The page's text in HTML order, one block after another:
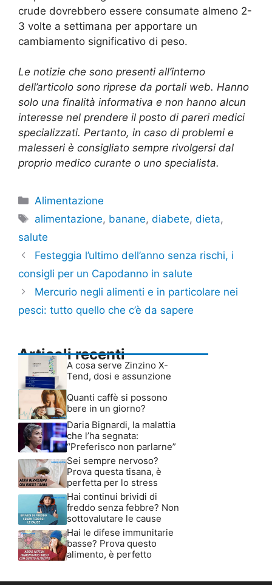
crude dovrebbero essere consumate almeno 2-
3 volte a settimana per apportare un
cambiamento significativo di peso.
Le notizie che sono presenti all’interno
dell’articolo sono riprese da portali web. Hanno
solo una finalità informativa e non hanno alcun
interesse nel prendere il posto di pareri medici
specializzati. Pertanto, in caso di problemi e
malesseri è consigliato sempre rivolgersi dal
proprio medico curante o uno specialista.
Categorie
Alimentazione
Tag
alimentazione, banane,diabete,dieta,
salute
Festeggia l’ultimo dell’anno senza rischi, i
consigli per un Capodanno in salute
Mercurio negli alimenti e in particolare nei
pesci: tutto quello che c’è da sapere
Articoli recenti
A cosa serve Zinzino X-
Tend, dosi e assunzione
Quanti caffè si possono
bere in un giorno?
Daria Bignardi, la malattia
che l’ha segnata:
“Preferisco non parlarne”
Sei sempre nervoso?
Prova questa tisana, è
perfetta per lo stress
Hai continui brividi di
freddo senza febbre? Non
sottovalutare le cause
Hai le difese immunitarie
basse? Prova questo
alimento, è perfetto